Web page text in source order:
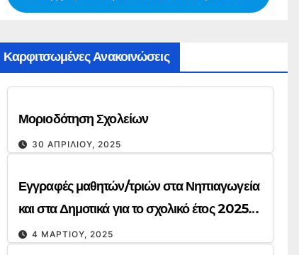
Καρφιτσωμένες Ανακοινώσεις
Μοριοδότηση Σχολείων
30 ΑΠΡΙΛΊΟΥ, 2025
Εγγραφές μαθητών/τριών στα Νηπιαγωγεία
και στα Δημοτικά για το σχολικό έτος 2025-
264 ΜΑΡΤΊΟΥ, 2025